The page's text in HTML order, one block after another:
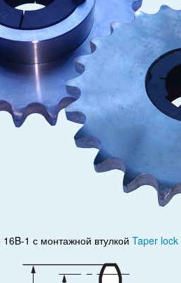
1 с монтажной втулкой Taper lock